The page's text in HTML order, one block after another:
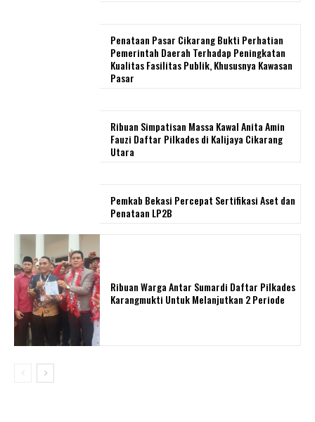
Penataan Pasar Cikarang Bukti Perhatian
Pemerintah Daerah Terhadap Peningkatan
Kualitas Fasilitas Publik, Khususnya Kawasan
Pasar
Ribuan Simpatisan Massa Kawal Anita Amin
Fauzi Daftar Pilkades di Kalijaya Cikarang
Utara
Pemkab Bekasi Percepat Sertifikasi Aset dan
Penataan LP2B
Ribuan Warga Antar Sumardi Daftar Pilkades
Karangmukti Untuk Melanjutkan 2 Periode